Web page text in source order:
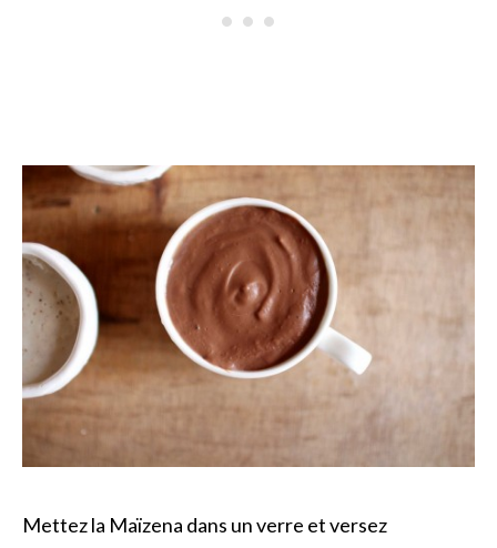
Mettez la Maïzena dans un verre et versez